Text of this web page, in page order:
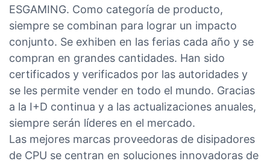
ESGAMING. Como categoría de producto,
siempre se combinan para lograr un impacto
conjunto. Se exhiben en las ferias cada año y se
compran en grandes cantidades. Han sido
certificados y verificados por las autoridades y
se les permite vender en todo el mundo. Gracias
a la I+D continua y a las actualizaciones anuales,
siempre serán líderes en el mercado.
Las mejores marcas proveedoras de disipadores
de CPU se centran en soluciones innovadoras de